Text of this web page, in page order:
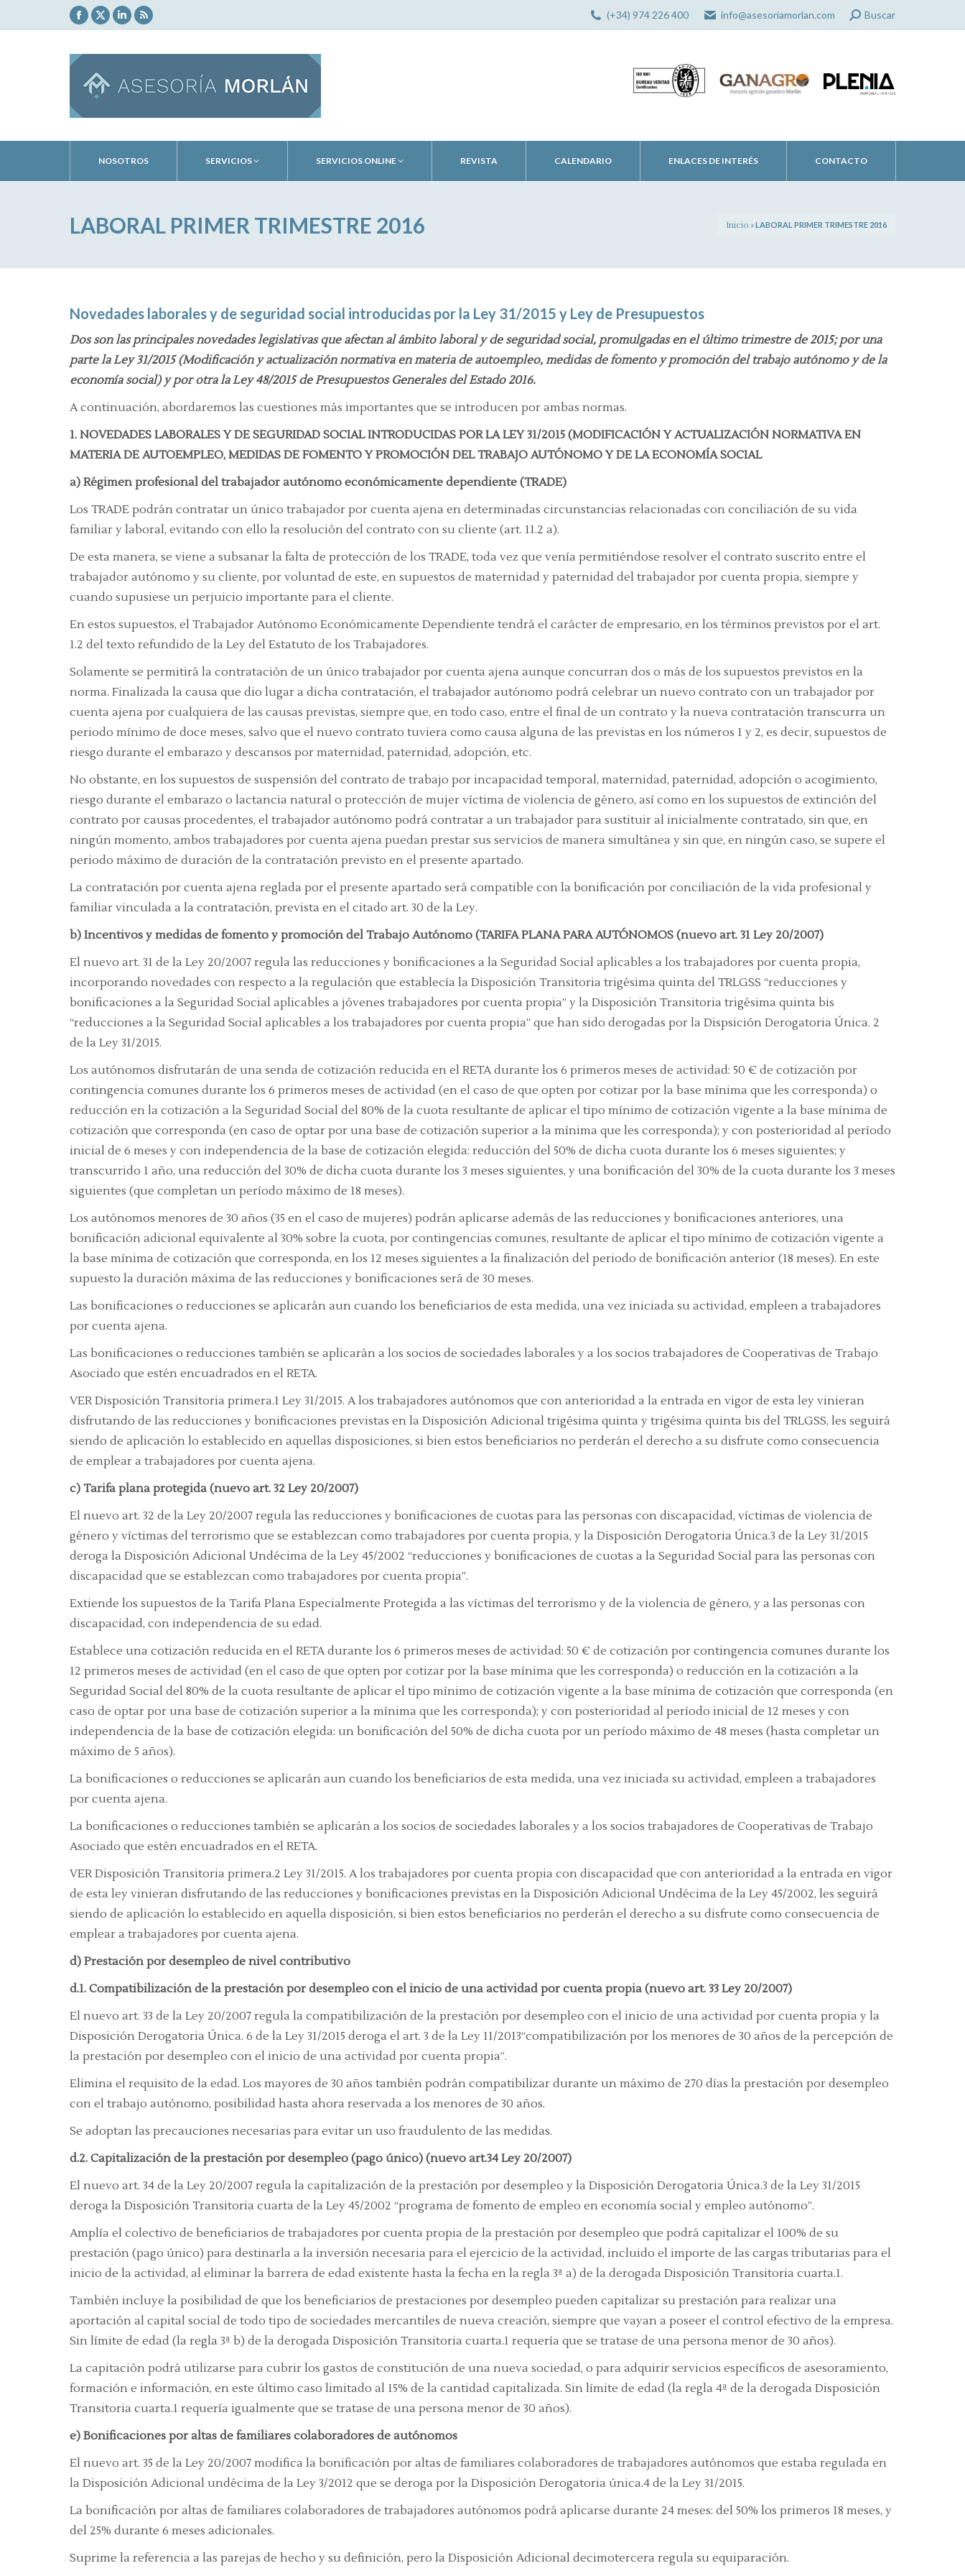
Facebook
opens
in
new
window
X
in
new
window
Linkedin
in
window
Rss
in
window
(+34) 974 226 400 info@asesoriamorlan.com Search:
Buscar
NOSOTROS SERVICIOS SERVICIOS ONLINE REVISTA CALENDARIO ENLACES DE INTERÉS CONTACTO
LABORAL PRIMER TRIMESTRE 2016 Inicio »LABORAL PRIMER TRIMESTRE 2016
Novedades laborales y de seguridad social introducidas por la Ley 31/2015 y Ley de Presupuestos
Dos son las principales novedades legislativas que afectan al ámbito laboral y de seguridad social, promulgadas en el último trimestre de 2015; por una
parte la Ley 31/2015 (Modificación y actualización normativa en materia de autoempleo, medidas de fomento y promoción del trabajo autónomo y de la
economía social) y por otra la Ley 48/2015 de Presupuestos Generales del Estado 2016.
A continuación, abordaremos las cuestiones más importantes que se introducen por ambas normas.
1. NOVEDADES LABORALES Y DE SEGURIDAD SOCIAL INTRODUCIDAS POR LA LEY 31/2015 (MODIFICACIÓN Y ACTUALIZACIÓN NORMATIVA EN
MATERIA DE AUTOEMPLEO, MEDIDAS DE FOMENTO Y PROMOCIÓN DEL TRABAJO AUTÓNOMO Y DE LA ECONOMÍA SOCIAL
a) Régimen profesional del trabajador autónomo económicamente dependiente (TRADE)
Los TRADE podrán contratar un único trabajador por cuenta ajena en determinadas circunstancias relacionadas con conciliación de su vida
familiar y laboral, evitando con ello la resolución del contrato con su cliente (art. 11.2 a).
De esta manera, se viene a subsanar la falta de protección de los TRADE, toda vez que venía permitiéndose resolver el contrato suscrito entre el
trabajador autónomo y su cliente, por voluntad de este, en supuestos de maternidad y paternidad del trabajador por cuenta propia, siempre y
cuando supusiese un perjuicio importante para el cliente.
En estos supuestos, el Trabajador Autónomo Económicamente Dependiente tendrá el carácter de empresario, en los términos previstos por el art.
1.2 del texto refundido de la Ley del Estatuto de los Trabajadores.
Solamente se permitirá la contratación de un único trabajador por cuenta ajena aunque concurran dos o más de los supuestos previstos en la
norma. Finalizada la causa que dio lugar a dicha contratación, el trabajador autónomo podrá celebrar un nuevo contrato con un trabajador por
cuenta ajena por cualquiera de las causas previstas, siempre que, en todo caso, entre el final de un contrato y la nueva contratación transcurra un
periodo mínimo de doce meses, salvo que el nuevo contrato tuviera como causa alguna de las previstas en los números 1 y 2, es decir, supuestos de
riesgo durante el embarazo y descansos por maternidad, paternidad, adopción, etc.
No obstante, en los supuestos de suspensión del contrato de trabajo por incapacidad temporal, maternidad, paternidad, adopción o acogimiento,
riesgo durante el embarazo o lactancia natural o protección de mujer víctima de violencia de género, así como en los supuestos de extinción del
contrato por causas procedentes, el trabajador autónomo podrá contratar a un trabajador para sustituir al inicialmente contratado, sin que, en
ningún momento, ambos trabajadores por cuenta ajena puedan prestar sus servicios de manera simultánea y sin que, en ningún caso, se supere el
periodo máximo de duración de la contratación previsto en el presente apartado.
La contratación por cuenta ajena reglada por el presente apartado será compatible con la bonificación por conciliación de la vida profesional y
familiar vinculada a la contratación, prevista en el citado art. 30 de la Ley.
b) Incentivos y medidas de fomento y promoción del Trabajo Autónomo (TARIFA PLANA PARA AUTÓNOMOS (nuevo art. 31 Ley 20/2007)
El nuevo art. 31 de la Ley 20/2007 regula las reducciones y bonificaciones a la Seguridad Social aplicables a los trabajadores por cuenta propia,
incorporando novedades con respecto a la regulación que establecía la Disposición Transitoria trigésima quinta del TRLGSS “reducciones y
bonificaciones a la Seguridad Social aplicables a jóvenes trabajadores por cuenta propia” y la Disposición Transitoria trigésima quinta bis
“reducciones a la Seguridad Social aplicables a los trabajadores por cuenta propia” que han sido derogadas por la Dispsición Derogatoria Única. 2
de la Ley 31/2015.
Los autónomos disfrutarán de una senda de cotización reducida en el RETA durante los 6 primeros meses de actividad: 50 € de cotización por
contingencia comunes durante los 6 primeros meses de actividad (en el caso de que opten por cotizar por la base mínima que les corresponda) o
reducción en la cotización a la Seguridad Social del 80% de la cuota resultante de aplicar el tipo mínimo de cotización vigente a la base mínima de
cotización que corresponda (en caso de optar por una base de cotización superior a la mínima que les corresponda); y con posterioridad al período
inicial de 6 meses y con independencia de la base de cotización elegida: reducción del 50% de dicha cuota durante los 6 meses siguientes; y
transcurrido 1 año, una reducción del 30% de dicha cuota durante los 3 meses siguientes, y una bonificación del 30% de la cuota durante los 3 meses
siguientes (que completan un período máximo de 18 meses).
Los autónomos menores de 30 años (35 en el caso de mujeres) podrán aplicarse además de las reducciones y bonificaciones anteriores, una
bonificación adicional equivalente al 30% sobre la cuota, por contingencias comunes, resultante de aplicar el tipo mínimo de cotización vigente a
la base mínima de cotización que corresponda, en los 12 meses siguientes a la finalización del periodo de bonificación anterior (18 meses). En este
supuesto la duración máxima de las reducciones y bonificaciones será de 30 meses.
Las bonificaciones o reducciones se aplicarán aun cuando los beneficiarios de esta medida, una vez iniciada su actividad, empleen a trabajadores
por cuenta ajena.
Las bonificaciones o reducciones también se aplicarán a los socios de sociedades laborales y a los socios trabajadores de Cooperativas de Trabajo
Asociado que estén encuadrados en el RETA.
VER Disposición Transitoria primera.1 Ley 31/2015. A los trabajadores autónomos que con anterioridad a la entrada en vigor de esta ley vinieran
disfrutando de las reducciones y bonificaciones previstas en la Disposición Adicional trigésima quinta y trigésima quinta bis del TRLGSS, les seguirá
siendo de aplicación lo establecido en aquellas disposiciones, si bien estos beneficiarios no perderán el derecho a su disfrute como consecuencia
de emplear a trabajadores por cuenta ajena.
c) Tarifa plana protegida (nuevo art. 32 Ley 20/2007)
El nuevo art. 32 de la Ley 20/2007 regula las reducciones y bonificaciones de cuotas para las personas con discapacidad, víctimas de violencia de
género y víctimas del terrorismo que se establezcan como trabajadores por cuenta propia, y la Disposición Derogatoria Única.3 de la Ley 31/2015
deroga la Disposición Adicional Undécima de la Ley 45/2002 “reducciones y bonificaciones de cuotas a la Seguridad Social para las personas con
discapacidad que se establezcan como trabajadores por cuenta propia”.
Extiende los supuestos de la Tarifa Plana Especialmente Protegida a las víctimas del terrorismo y de la violencia de género, y a las personas con
discapacidad, con independencia de su edad.
Establece una cotización reducida en el RETA durante los 6 primeros meses de actividad: 50 € de cotización por contingencia comunes durante los
12 primeros meses de actividad (en el caso de que opten por cotizar por la base mínima que les corresponda) o reducción en la cotización a la
Seguridad Social del 80% de la cuota resultante de aplicar el tipo mínimo de cotización vigente a la base mínima de cotización que corresponda (en
caso de optar por una base de cotización superior a la mínima que les corresponda); y con posterioridad al período inicial de 12 meses y con
independencia de la base de cotización elegida: un bonificación del 50% de dicha cuota por un período máximo de 48 meses (hasta completar un
máximo de 5 años).
La bonificaciones o reducciones se aplicarán aun cuando los beneficiarios de esta medida, una vez iniciada su actividad, empleen a trabajadores
por cuenta ajena.
La bonificaciones o reducciones también se aplicarán a los socios de sociedades laborales y a los socios trabajadores de Cooperativas de Trabajo
Asociado que estén encuadrados en el RETA.
VER Disposición Transitoria primera.2 Ley 31/2015. A los trabajadores por cuenta propia con discapacidad que con anterioridad a la entrada en vigor
de esta ley vinieran disfrutando de las reducciones y bonificaciones previstas en la Disposición Adicional Undécima de la Ley 45/2002, les seguirá
siendo de aplicación lo establecido en aquella disposición, si bien estos beneficiarios no perderán el derecho a su disfrute como consecuencia de
emplear a trabajadores por cuenta ajena.
d) Prestación por desempleo de nivel contributivo
d.1. Compatibilización de la prestación por desempleo con el inicio de una actividad por cuenta propia (nuevo art. 33 Ley 20/2007)
El nuevo art. 33 de la Ley 20/2007 regula la compatibilización de la prestación por desempleo con el inicio de una actividad por cuenta propia y la
Disposición Derogatoria Única. 6 de la Ley 31/2015 deroga el art. 3 de la Ley 11/2013“compatibilización por los menores de 30 años de la percepción de
la prestación por desempleo con el inicio de una actividad por cuenta propia”.
Elimina el requisito de la edad. Los mayores de 30 años también podrán compatibilizar durante un máximo de 270 días la prestación por desempleo
con el trabajo autónomo, posibilidad hasta ahora reservada a los menores de 30 años.
Se adoptan las precauciones necesarias para evitar un uso fraudulento de las medidas.
d.2. Capitalización de la prestación por desempleo (pago único) (nuevo art.34 Ley 20/2007)
El nuevo art. 34 de la Ley 20/2007 regula la capitalización de la prestación por desempleo y la Disposición Derogatoria Única.3 de la Ley 31/2015
deroga la Disposición Transitoria cuarta de la Ley 45/2002 “programa de fomento de empleo en economía social y empleo autónomo”.
Amplía el colectivo de beneficiarios de trabajadores por cuenta propia de la prestación por desempleo que podrá capitalizar el 100% de su
prestación (pago único) para destinarla a la inversión necesaria para el ejercicio de la actividad, incluido el importe de las cargas tributarias para el
inicio de la actividad, al eliminar la barrera de edad existente hasta la fecha en la regla 3ª a) de la derogada Disposición Transitoria cuarta.1.
También incluye la posibilidad de que los beneficiarios de prestaciones por desempleo pueden capitalizar su prestación para realizar una
aportación al capital social de todo tipo de sociedades mercantiles de nueva creación, siempre que vayan a poseer el control efectivo de la empresa.
Sin límite de edad (la regla 3ª b) de la derogada Disposición Transitoria cuarta.1 requería que se tratase de una persona menor de 30 años).
La capitación podrá utilizarse para cubrir los gastos de constitución de una nueva sociedad, o para adquirir servicios específicos de asesoramiento,
formación e información, en este último caso limitado al 15% de la cantidad capitalizada. Sin límite de edad (la regla 4ª de la derogada Disposición
Transitoria cuarta.1 requería igualmente que se tratase de una persona menor de 30 años).
e) Bonificaciones por altas de familiares colaboradores de autónomos
El nuevo art. 35 de la Ley 20/2007 modifica la bonificación por altas de familiares colaboradores de trabajadores autónomos que estaba regulada en
la Disposición Adicional undécima de la Ley 3/2012 que se deroga por la Disposición Derogatoria única.4 de la Ley 31/2015.
La bonificación por altas de familiares colaboradores de trabajadores autónomos podrá aplicarse durante 24 meses: del 50% los primeros 18 meses, y
del 25% durante 6 meses adicionales.
Suprime la referencia a las parejas de hecho y su definición, pero la Disposición Adicional decimotercera regula su equiparación.